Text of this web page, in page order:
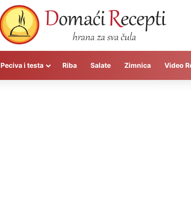
Peciva i testa Riba Salate Zimnica Video